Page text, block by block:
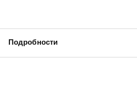
Подробности
крышкой